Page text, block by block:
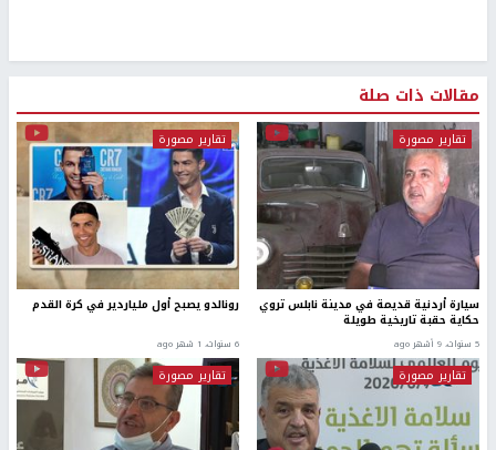
مقالات ذات صلة
تقارير مصورة
سيارة أردنية قديمة في مدينة نابلس تروي
حكاية حقبة تاريخية طويلة
5 سنوات، 9 أشهر ago
تقارير مصورة
رونالدو يصبح أول ملياردير في كرة القدم
6 سنوات، 1 شهر ago
تقارير مصورة تقارير مصورة